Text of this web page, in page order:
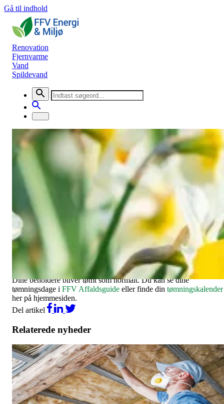
Gå til indhold
Renovation
Fjernvarme
Vand
Spildevand
Nyheder
Åbningstider 2. pinsedag
Renovation
22. maj 2026
Genbrugsstationerne i Faaborg, Årslev og Ringe holder åbent
mandag 2. pinsedag. Genbrugsstationen i Broby holder lukket.
Mandag den 25. maj er det 2. pinsedag.
Genbrugsstationerne i Faaborg, Årslev og Ringe holder åbent kl. 9-
17. Brobyværk holder lukket.
Dine beholdere bliver tømt som normalt. Du kan se dine
tømningsdage i FFV Affaldsguide eller finde din tømningskalender
her på hjemmesiden.
Del artikel
Relaterede nyheder